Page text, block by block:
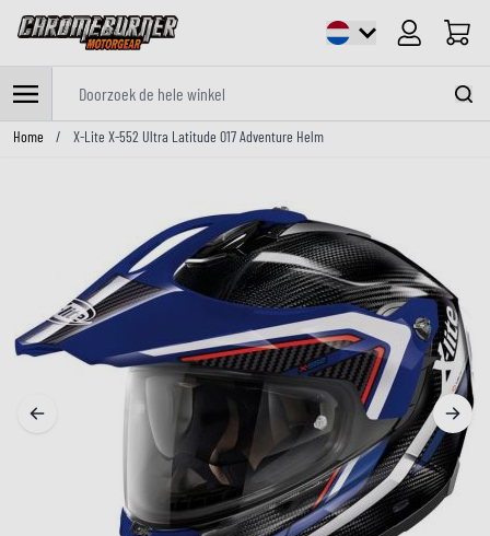
Cart
Ga naar de inhoud
Home / X-Lite X-552 Ultra Latitude 017 Adventure Helm